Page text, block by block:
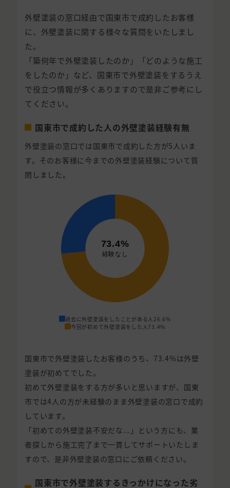
外壁塗装の窓口経由で国東市で成約したお客様
に、外壁塗装に関する様々な質問をいたしまし
た。
「築何年で外壁塗装したのか」「どのような施工
をしたのか」など、国東市で外壁塗装をするうえ
で役立つ情報が多くありますので是非ご参考にし
てください。
国東市で成約した人の外壁塗装経験有無
外壁塗装の窓口では国東市で成約した方が5人いま
す。そのお客様に今までの外壁塗装経験について質
問しました。
過去に外壁塗装をしたことがある人 26.6%
今回が初めて外壁塗装をした人 73.4%
国東市で外壁塗装したお客様のうち、73.4%は外壁
塗装が初めてでした。
初めて外壁塗装をする方が多いと思いますが、国東
市では4人の方が未経験のまま外壁塗装の窓口で成約
しています。
「初めての外壁塗装不安だな...」という方にも、業
者探しから施工完了まで一貫してサポートいたしま
すので、是非外壁塗装の窓口にご依頼ください。
国東市で外壁塗装するきっかけになった劣